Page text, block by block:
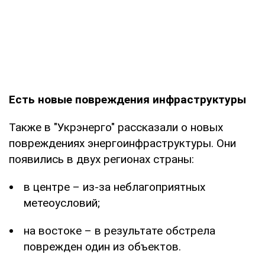
Есть новые повреждения инфраструктуры
Также в "Укрэнерго" рассказали о новых
повреждениях энергоинфраструктуры. Они
появились в двух регионах страны:
в центре – из-за неблагоприятных
метеоусловий;
на востоке – в результате обстрела
поврежден один из объектов.